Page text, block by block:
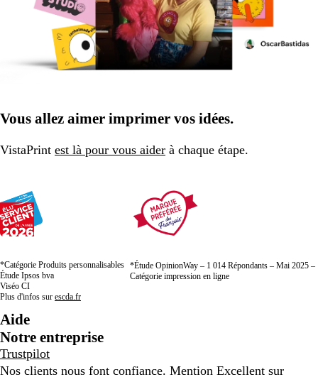
Vous allez aimer imprimer vos idées.
VistaPrint est là pour vous aider à chaque étape.
*Catégorie Produits personnalisables
Étude Ipsos bva
Viséo CI
Plus d'infos sur escda.fr
*Étude OpinionWay – 1 014 Répondants – Mai 2025 –
Catégorie impression en ligne
Aide
Notre entreprise
Trustpilot
Nos clients nous font confiance. Mention Excellent sur